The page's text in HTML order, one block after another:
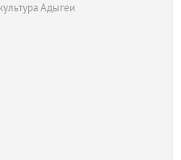
Адыгеи